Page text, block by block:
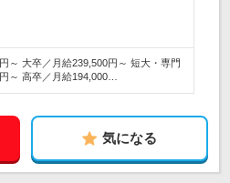
～ 大卒／月給239,500円～ 短大・専門
～ 高卒／月給194,000…
気になる